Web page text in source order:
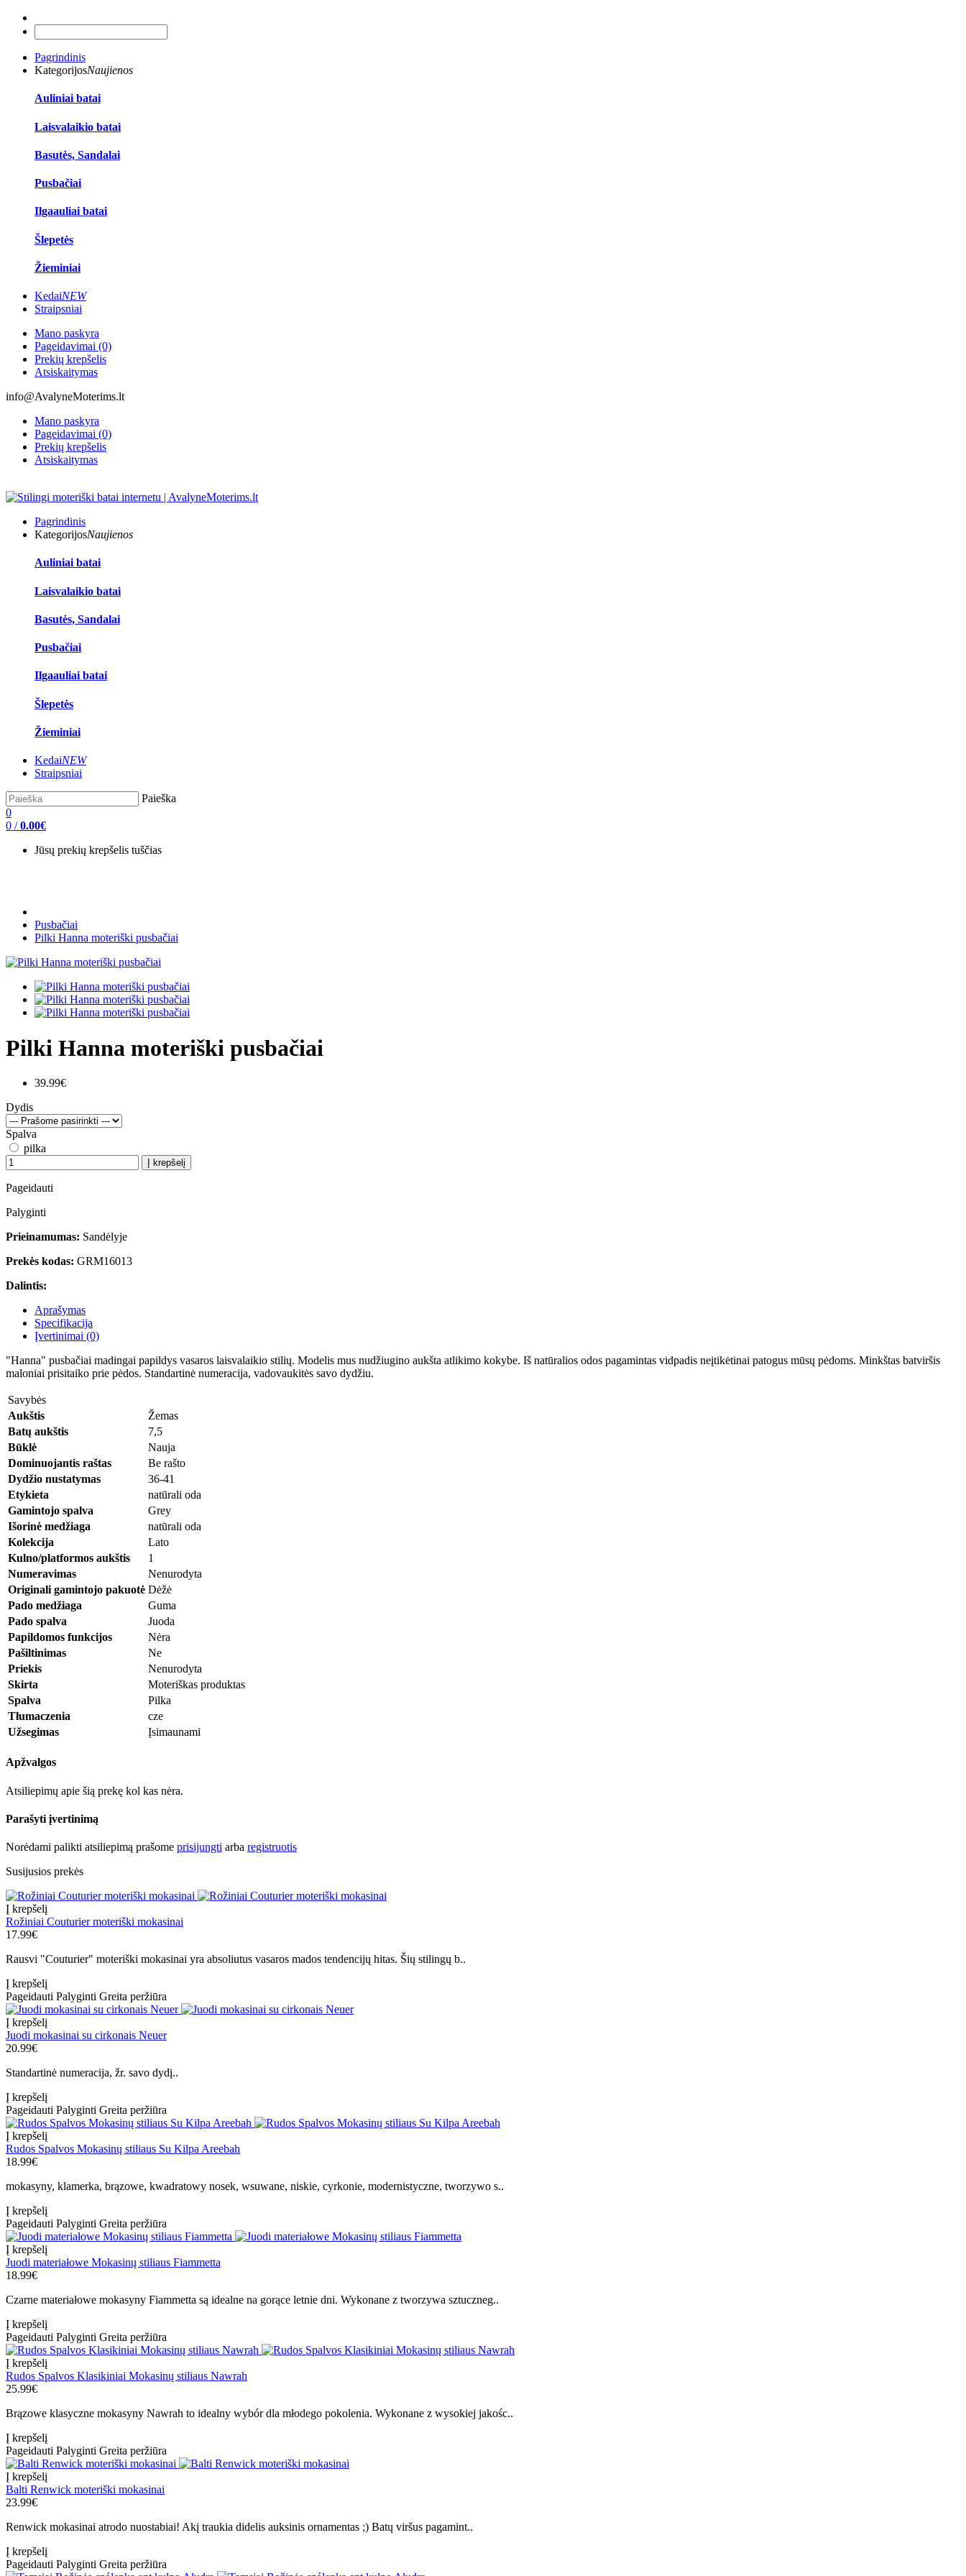
Pagrindinis
KategorijosNaujienos
Auliniai batai
Laisvalaikio batai
Basutės, Sandalai
Pusbačiai
Ilgaauliai batai
Šlepetės
Žieminiai
KedaiNEW
Straipsniai
Mano paskyra
Pageidavimai (0)
Prekių krepšelis
Atsiskaitymas
info@AvalyneMoterims.lt
Mano paskyra
Pageidavimai (0)
Prekių krepšelis
Atsiskaitymas
Pagrindinis
KategorijosNaujienos
Auliniai batai
Laisvalaikio batai
Basutės, Sandalai
Pusbačiai
Ilgaauliai batai
Šlepetės
Žieminiai
KedaiNEW
Straipsniai
Paieška
0
0 / 0.00€
Jūsų prekių krepšelis tuščias
Pusbačiai
Pilki Hanna moteriški pusbačiai
Pilki Hanna moteriški pusbačiai
39.99€
Dydis
Spalva
pilka
Į krepšelį
Pageidauti
Palyginti
Prieinamumas: Sandėlyje
Prekės kodas: GRM16013
Dalintis:
Aprašymas
Specifikacija
Įvertinimai (0)
"Hanna" pusbačiai madingai papildys vasaros laisvalaikio stilių. Modelis mus nudžiugino aukšta atlikimo kokybe. Iš natūralios odos pagamintas vidpadis neįtikėtinai patogus mūsų pėdoms. Minkštas batviršis
maloniai prisitaiko prie pėdos. Standartinė numeracija, vadovaukitės savo dydžiu.
Savybės
Aukštis
Žemas
Batų aukštis
7,5
Būklė
Nauja
Dominuojantis raštas
Be rašto
Dydžio nustatymas
36-41
Etykieta
natūrali oda
Gamintojo spalva
Grey
Išorinė medžiaga
natūrali oda
Kolekcija
Lato
Kulno/platformos aukštis
1
Numeravimas
Nenurodyta
Originali gamintojo pakuotė Dėžė
Pado medžiaga
Guma
Pado spalva
Juoda
Papildomos funkcijos
Nėra
Pašiltinimas
Ne
Priekis
Nenurodyta
Skirta
Moteriškas produktas
Spalva
Pilka
Tłumaczenia
cze
Užsegimas
Įsimaunami
Apžvalgos
Atsiliepimų apie šią prekę kol kas nėra.
Parašyti įvertinimą
Norėdami palikti atsiliepimą prašome prisijungti arba registruotis
Susijusios prekės
Į krepšelį
Rožiniai Couturier moteriški mokasinai
17.99€
Rausvi "Couturier" moteriški mokasinai yra absoliutus vasaros mados tendencijų hitas. Šių stilingų b..
Į krepšelį
Pageidauti Palyginti Greita peržiūra
Į krepšelį
Juodi mokasinai su cirkonais Neuer
20.99€
Standartinė numeracija, žr. savo dydį..
Į krepšelį
Pageidauti Palyginti Greita peržiūra
Į krepšelį
Rudos Spalvos Mokasinų stiliaus Su Kilpa Areebah
18.99€
mokasyny, klamerka, brązowe, kwadratowy nosek, wsuwane, niskie, cyrkonie, modernistyczne, tworzywo s..
Į krepšelį
Pageidauti Palyginti Greita peržiūra
Į krepšelį
Juodi materiałowe Mokasinų stiliaus Fiammetta
18.99€
Czarne materiałowe mokasyny Fiammetta są idealne na gorące letnie dni. Wykonane z tworzywa sztuczneg..
Į krepšelį
Pageidauti Palyginti Greita peržiūra
Į krepšelį
Rudos Spalvos Klasikiniai Mokasinų stiliaus Nawrah
25.99€
Brązowe klasyczne mokasyny Nawrah to idealny wybór dla młodego pokolenia. Wykonane z wysokiej jakośc..
Į krepšelį
Pageidauti Palyginti Greita peržiūra
Į krepšelį
Balti Renwick moteriški mokasinai
23.99€
Renwick mokasinai atrodo nuostabiai! Akį traukia didelis auksinis ornamentas ;) Batų viršus pagamint..
Į krepšelį
Pageidauti Palyginti Greita peržiūra